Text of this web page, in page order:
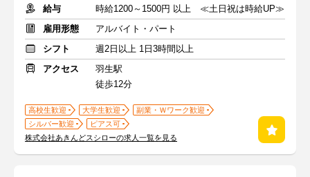
給与
時給1200～1500円 以上 ≪土日祝は時給UP≫
雇用形態
アルバイト・パート
シフト
週2日以上 1日3時間以上
アクセス
羽生駅
徒歩12分
高校生歓迎 大学生歓迎
副業・Ｗワーク歓迎
シルバー歓迎
ピアス可
株式会社あきんどスシローの求人一覧を見る